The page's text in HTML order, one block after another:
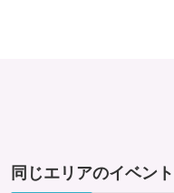
同じエリアのイベント